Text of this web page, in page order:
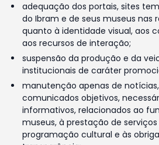
adequação dos portais, sites
do Ibram e de seus museus nas
quanto à identidade visual, aos
aos recursos de interação;
suspensão da produção e da
institucionais de caráter
manutenção apenas de
comunicados objetivos,
informativos, relacionados ao
museus, à prestação de serviços
programação cultural e às